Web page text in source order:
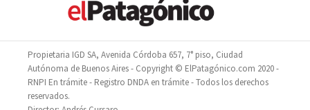
Propietaria IGD SA, Avenida Córdoba 657, 7° piso, Ciudad
Autónoma de Buenos Aires - Copyright © ElPatagónico.com 2020 -
RNPI En trámite - Registro DNDA en trámite - Todos los derechos
reservados.